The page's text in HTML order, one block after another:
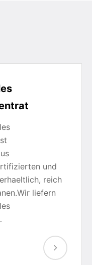
und
reich
liefern